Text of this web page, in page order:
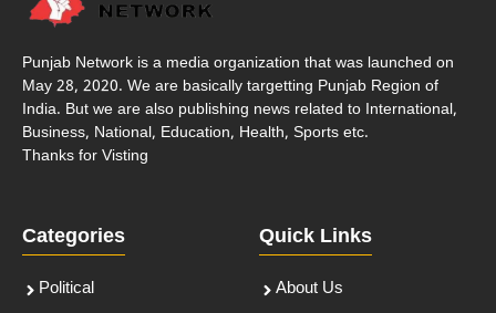
Punjab Network is a media organization that was launched on
May 28, 2020. We are basically targetting Punjab Region of
India. But we are also publishing news related to International,
Business, National, Education, Health, Sports etc.
Thanks for Visting
Categories
Political
Quick Links
About Us